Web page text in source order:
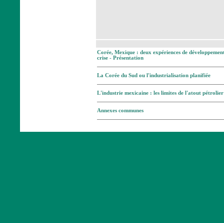
Corée, Mexique : deux expériences de
crise - Présentation
La Corée du Sud ou l'industrialisation planifiée
L'industrie mexicaine : les limites de l'atout pétrolier
Annexes communes